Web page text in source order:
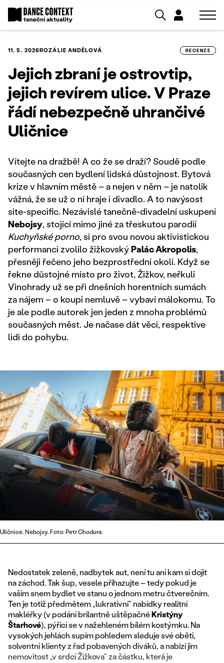
11. 5. 2026ROZÁLIE ANDĚLOVÁ RECENZE
Jejich zbraní je ostrovtip,
jejich revírem ulice. V Praze
řádí nebezpečně uhrančivé
Uličnice
Vítejte na dražbě! A co že se draží? Soudě podle
současných cen bydlení lidská důstojnost. Bytová
krize v hlavním městě – a nejen v něm – je natolik
vážná, že se už o ní hraje i divadlo. A to navýsost
site-specific. Nezávislé tanečně-divadelní uskupení
Nebojsy, stojící mimo jiné za třeskutou parodií
Kuchyňské porno, si pro svou novou aktivistickou
performanci zvolilo žižkovskýPalác Akropolis,
přesněji řečeno jeho bezprostřední okolí. Když se
řekne důstojné místo pro život, Žižkov, neřkuli
Vinohrady už se při dnešních horentních sumách
za nájem – o koupi nemluvě – vybaví málokomu. To
je ale podle autorek jen jeden z mnoha problémů
současných měst. Je načase dát věci, respektive
lidi do pohybu.
Uličnice. Nebojsy. Foto: Petr Chodura.
Nedostatek zeleně, nadbytek aut, není tu ani kam si dojít
na záchod. Tak šup, vesele přihazujte – tedy pokud je
vaším snem bydlet ve stanu o jednom metru čtverečním.
Ten je totiž předmětem „lukrativní“ nabídky realitní
makléřky (v podání brilantně uštěpačnéKristýny
Štarhové), pýřící se v nažehleném bílém kostýmku. Na
vysokých jehlách supím pohledem sleduje své oběti,
solventní klienty z řad pobavených diváků, a nabízí jim
nemovitost „v srdci Žižkova“ za částku, která je